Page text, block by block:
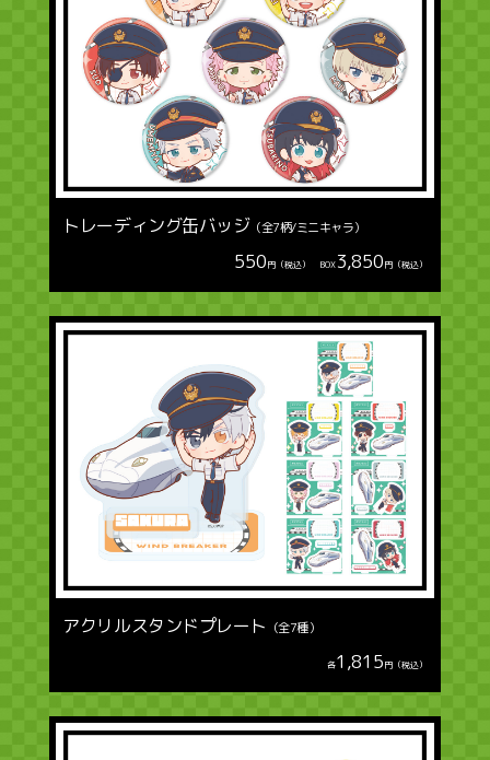
トレーディング缶バッジ （全7柄/ミニキャラ）
550円（税込） BOX3,850円（税込）
アクリルスタンドプレート （全7種）
各1,815円（税込）